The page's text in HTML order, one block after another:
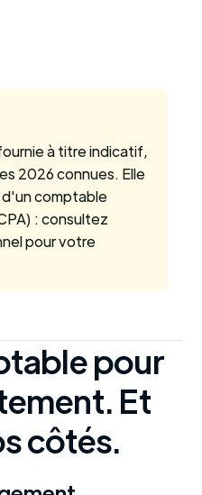
à titre indicatif,
2026 connues. Elle
d'un comptable
: consultez
pour votre
pour
Et
côtés.